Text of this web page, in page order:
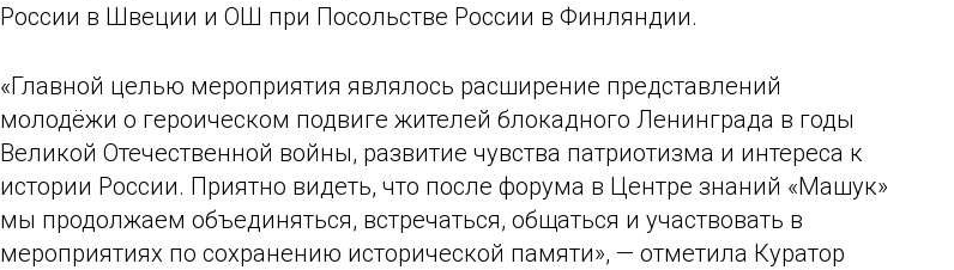
России в Швеции и ОШ при Посольстве России в Финляндии.
«Главной целью мероприятия являлось расширение представлений
молодёжи о героическом подвиге жителей блокадного Ленинграда в годы
Великой Отечественной войны, развитие чувства патриотизма и интереса к
истории России. Приятно видеть, что после форума в Центре знаний «Машук»
мы продолжаем объединяться, встречаться, общаться и участвовать в
мероприятиях по сохранению исторической памяти», — отметила Куратор